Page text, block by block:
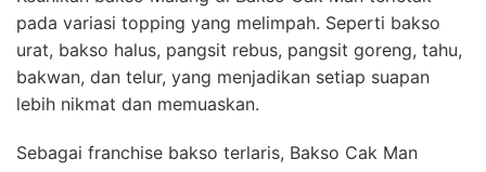
pada variasi topping yang melimpah. Seperti bakso
urat, bakso halus, pangsit rebus, pangsit goreng, tahu,
bakwan, dan telur, yang menjadikan setiap suapan
lebih nikmat dan memuaskan.
Sebagai franchise bakso terlaris, Bakso Cak Man